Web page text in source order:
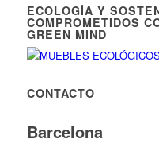
ECOLOGÍA Y
COMPROMETIDOS
GREEN MIND
CONTACTO
Barcelona